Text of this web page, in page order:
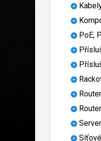
PoE,